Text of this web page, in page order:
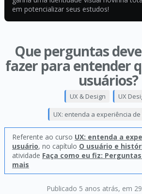
em potencializar seus estudos!
Que perguntas
fazer para entender
usuários?
Publicado 5 anos atrás, em
UX & Design UX
UX: entenda a experiência
Referente ao curso UX: entenda a
usuário, no capítulo O usuário e
atividade Faça como eu fiz:
mais